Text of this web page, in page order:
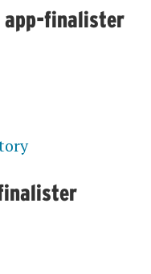
app-finalister